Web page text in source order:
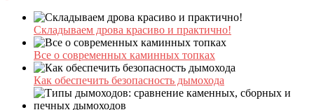
Складываем дрова красиво и практично!
Все о современных каминных топках
Как обеспечить безопасность дымохода